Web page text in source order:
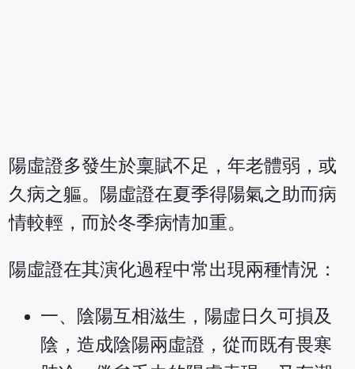
陽虛證多發生於稟賦不足，年老體弱，或
久病之軀。陽虛證在夏季得陽氣之助而病
情較輕，而於冬季病情加重。
陽虛證在其演化過程中常出現兩種情況：
一、陰陽互相滋生，陽虛日久可損及
陰，造成陰陽兩虛證，從而既有畏寒